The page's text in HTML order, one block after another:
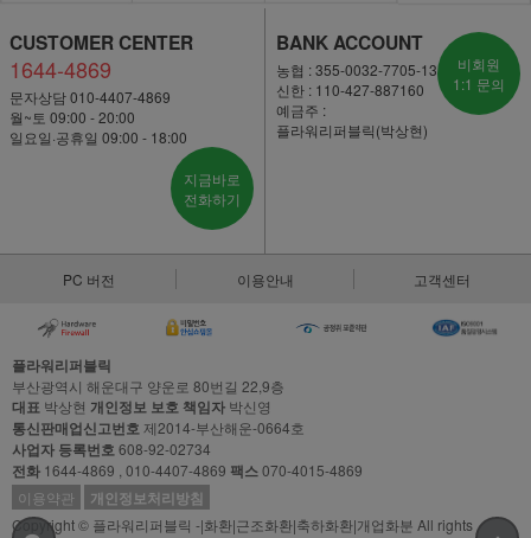
CUSTOMER CENTER
1644-4869
문자상담 010-4407-4869
월~토 09:00 - 20:00
일요일·공휴일 09:00 - 18:00
지금바로
전화하기
BANK ACCOUNT
농협 : 355-0032-7705-13
신한 : 110-427-887160
예금주 :
플라워리퍼블릭(박상현)
비회원
1:1 문의
PC 버전 이용안내 고객센터
플라워리퍼블릭
부산광역시 해운대구 양운로 80번길 22,9층
대표 박상현 개인정보 보호 책임자 박신영
통신판매업신고번호제2014-부산해운-0664호
사업자 등록번호608-92-02734
전화 1644-4869 , 010-4407-4869 팩스070-4015-4869
이용약관
개인정보처리방침
Copyright © 플라워리퍼블릭 -|화환|근조화환|축하화환|개업화분 All rights